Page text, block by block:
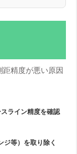
精度が悪い原因
ライン精度を確認
ジ等）を取り除く